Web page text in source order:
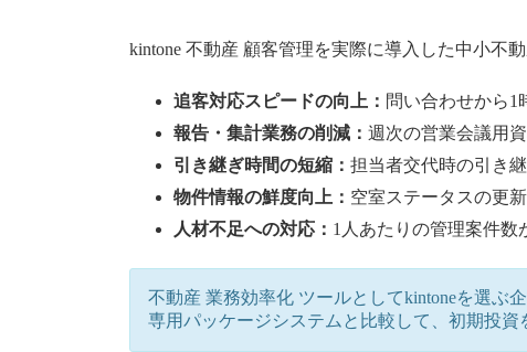
kintone 不動産 顧客管理を実際に導入した中小不
追客対応スピードの向上： 問い合わせから1
報告・集計業務の削減： 週次の営業会議用
引き継ぎ時間の短縮： 担当者交代時の引き
物件情報の鮮度向上： 空室ステータスの更
人材不足への対応： 1人あたりの管理案件数
不動産 業務効率化 ツールとしてkintoneを選ぶ
専用パッケージシステムと比較して、初期投資